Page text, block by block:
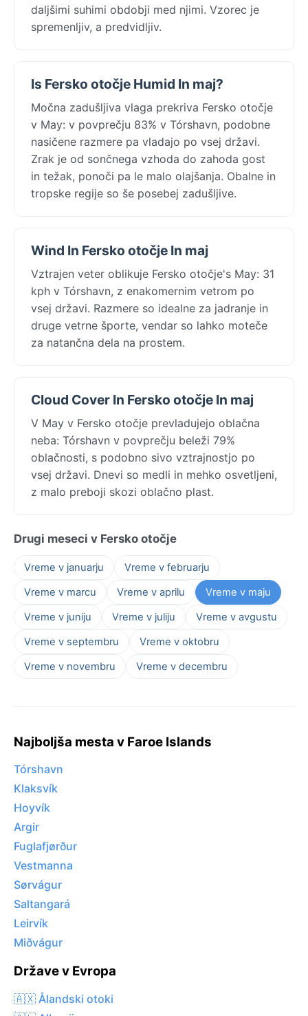
daljšimi suhimi obdobji med njimi. Vzorec je
spremenljiv, a predvidljiv.
Is Fersko otočje Humid In maj?
Močna zadušljiva vlaga prekriva Fersko otočje
v May: v povprečju 83% v Tórshavn, podobne
nasičene razmere pa vladajo po vsej državi.
Zrak je od sončnega vzhoda do zahoda gost
in težak, ponoči pa le malo olajšanja. Obalne in
tropske regije so še posebej zadušljive.
Wind In Fersko otočje In maj
Vztrajen veter oblikuje Fersko otočje's May: 31
kph v Tórshavn, z enakomernim vetrom po
vsej državi. Razmere so idealne za jadranje in
druge vetrne športe, vendar so lahko moteče
za natančna dela na prostem.
Cloud Cover In Fersko otočje In maj
V May v Fersko otočje prevladujejo oblačna
neba: Tórshavn v povprečju beleži 79%
oblačnosti, s podobno sivo vztrajnostjo po
vsej državi. Dnevi so medli in mehko osvetljeni,
z malo preboji skozi oblačno plast.
Drugi meseci v Fersko otočje
Vreme v januarju
Vreme v februarju
Vreme v marcu
Vreme v aprilu
Vreme v maju
Vreme v juniju
Vreme v juliju
Vreme v avgustu
Vreme v septembru
Vreme v oktobru
Vreme v novembru
Vreme v decembru
Najboljša mesta v Faroe Islands
Tórshavn
Klaksvík
Hoyvík
Argir
Fuglafjørður
Vestmanna
Sørvágur
Saltangará
Leirvík
Miðvágur
Države v Evropa
🇦🇽 Ålandski otoki